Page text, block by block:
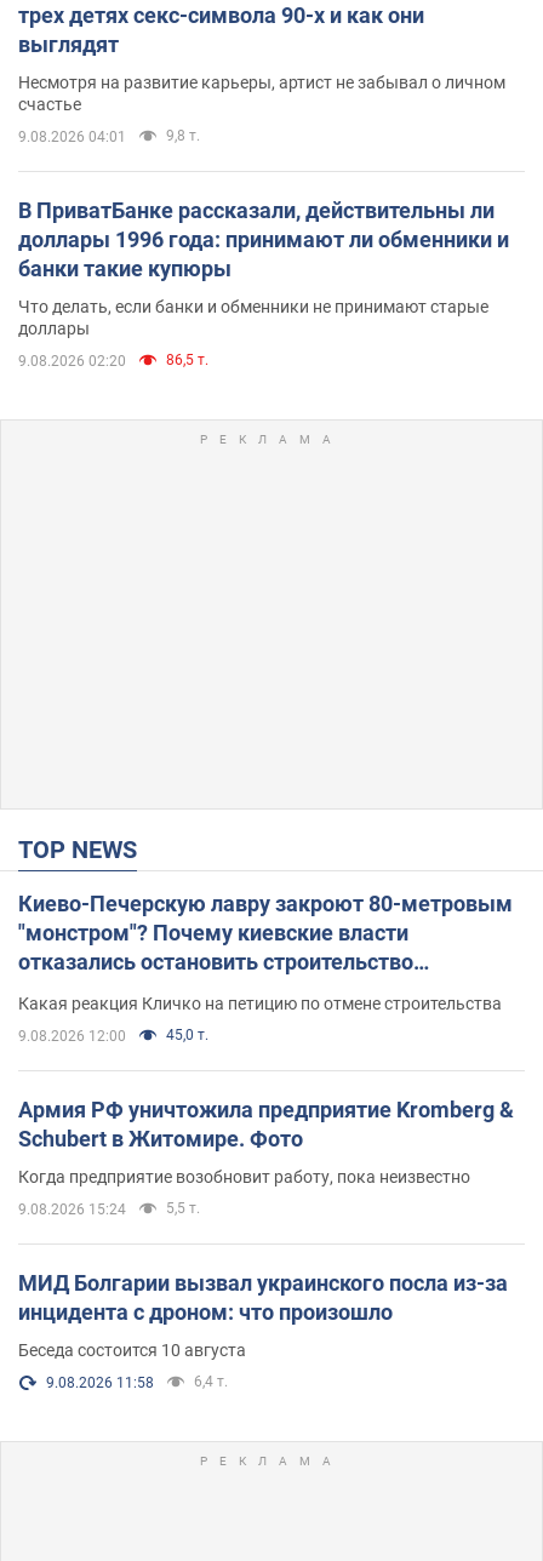
трех детях секс-символа 90-х и как они
выглядят
Несмотря на развитие карьеры, артист не забывал о личном
счастье
9.08.2026 04:01 9,8 т.
В ПриватБанке рассказали, действительны ли
доллары 1996 года: принимают ли обменники и
банки такие купюры
Что делать, если банки и обменники не принимают старые
доллары
9.08.2026 02:20 86,5 т.
TOP NEWS
Киево-Печерскую лавру закроют 80-метровым
"монстром"? Почему киевские власти
отказались остановить строительство
Какая реакция Кличко на петицию по отмене строительства
9.08.2026 12:00 45,0 т.
Армия РФ уничтожила предприятие Kromberg &
Schubert в Житомире. Фото
Когда предприятие возобновит работу, пока неизвестно
9.08.2026 15:24 5,5 т.
МИД Болгарии вызвал украинского посла из-за
инцидента с дроном: что произошло
Беседа состоится 10 августа
9.08.2026 11:58 6,4 т.